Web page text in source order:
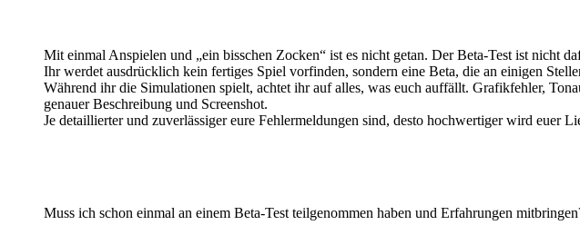
Mit einmal Anspielen und „ein bisschen Zocken“ ist es nicht getan. Der Beta-Test ist nicht
Ihr werdet ausdrücklich kein fertiges Spiel vorfinden, sondern eine Beta, die an einigen
Während ihr die Simulationen spielt, achtet ihr auf alles, was euch auffällt. Grafikfehler,
genauer Beschreibung und Screenshot.
Je detaillierter und zuverlässiger eure Fehlermeldungen sind, desto hochwertiger wird euer
Muss ich schon einmal an einem Beta-Test teilgenommen haben und Erfahrungen